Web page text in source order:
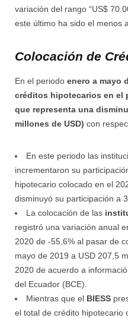
variación del rango “US$
este último ha sido el menos
Colocación de
En el periodo enero a mayo
créditos hipotecarios en el
que representa una
millones de USD) con
En este periodo las
incrementaron su
hipotecario colocado en el
disminuyó su participación a
La colocación de las
registró una variación anual
2020 de -55,6% al pasar de
mayo de 2019 a USD 207,5
2020 de acuerdo a
del Ecuador (BCE).
Mientras que el BIESS
el total de crédito hipotecario